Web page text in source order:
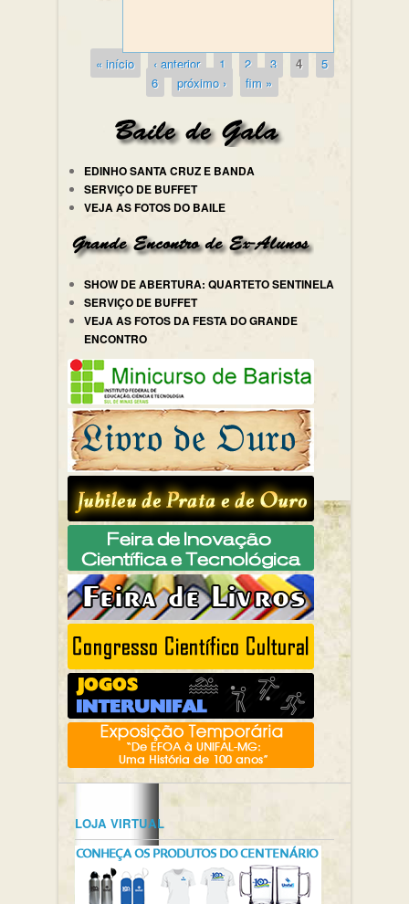
« início ‹ anterior 1 2 3 4
5
6
próximo › fim »
EDINHO SANTA CRUZ E BANDA
SERVIÇO DE BUFFET
VEJA AS FOTOS DO BAILE
SHOW DE ABERTURA: QUARTETO SENTINELA
SERVIÇO DE BUFFET
VEJA AS FOTOS DA FESTA DO GRANDE
ENCONTRO
LOJA VIRTUAL